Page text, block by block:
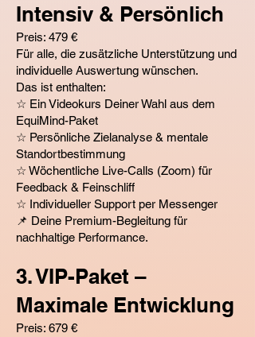
Intensiv & Persönlich
Preis: 479 €
Für alle, die zusätzliche Unterstützung und
individuelle Auswertung wünschen.
Das ist enthalten:
☆ Ein Videokurs Deiner Wahl aus dem
EquiMind-Paket
☆ Persönliche Zielanalyse & mentale
Standortbestimmung
☆ Wöchentliche Live-Calls (Zoom) für
Feedback & Feinschliff
☆ Individueller Support per Messenger
📌 Deine Premium-Begleitung für
nachhaltige Performance.
3. VIP-Paket –
Maximale Entwicklung
Preis: 679 €